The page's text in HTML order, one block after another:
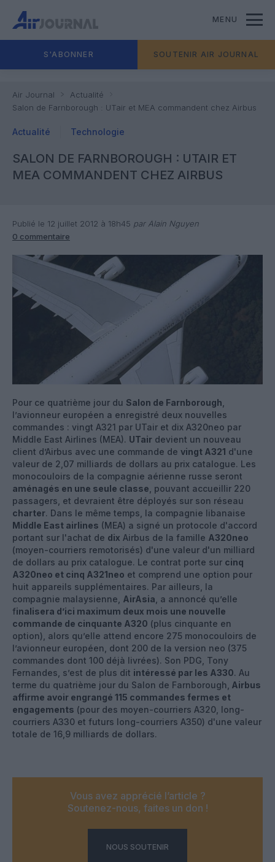
MENU
S'ABONNER SOUTENIR AIR JOURNAL
Air Journal
Actualité
Salon de Farnborough : UTair et MEA commandent chez Airbus
Actualité Technologie
SALON DE FARNBOROUGH : UTAIR ET
MEA COMMANDENT CHEZ AIRBUS
Publié le 12 juillet 2012 à 18h45 par Alain Nguyen
0 commentaire
Pour ce quatrième jour du Salon de Farnborough
l’avionneur européen a enregistré deux nouvelles
commandes : vingt A321 par UTair et dix A320neo par
Middle East Airlines (MEA). UTair devient un nouveau
client d’Airbus avec une commande de vingt A321 d'une
valeur de 2,07 milliards de dollars au prix catalogue. Les
monocouloirs de la compagnie aérienne russe seront
aménagés en une seule classe , pouvant accueillir 220
passagers, et devraient être déployés sur son réseau
charter. Dans le même temps, la compagnie libanaise
Middle East airlines (MEA) a signé un protocole d'accord
portant sur l'achat de dix Airbus de la famille A320neo
(moyen-courriers remotorisés) d'une valeur d'un milliard
de dollars au prix catalogue. Le contrat porte sur cinq
A320neo et cinq A321neo et comprend une option pour
huit appareils supplémentaires. Par ailleurs, la
compagnie malaysienne, AirAsia , a annoncé qu’elle
finalisera d’ici maximum deux mois une nouvelle
commande de cinquante A320 (plus cinquante en
option), alors qu’elle attend encore 275 monocouloirs de
l’avionneur européen, dont 200 de la version neo (375
commandes dont 100 déjà livrées). Son PDG, Tony
Fernandes, s’est de plus dit intéressé par les A330. Au
terme du quatrième jour du Salon de Farnborough, Airbus
affirme avoir engrangé 115 commandes fermes et
engagements (pour des moyen-courriers A320, long-
courriers A330 et futurs long-courriers A350) d'une valeur
totale de 16,9 milliards de dollars.
Vous avez apprécié l’article ?
Soutenez-nous, faites un don !
NOUS SOUTENIR